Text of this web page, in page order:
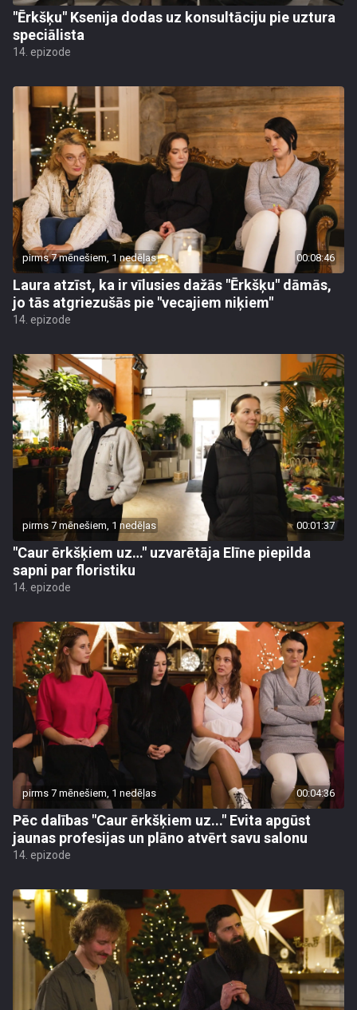
"Ērkšķu" Ksenija dodas uz konsultāciju pie uztura
speciālista
14. epizode
pirms 7 mēnešiem, 1 nedēļas 00:08:46
Laura atzīst, ka ir vīlusies dažās "Ērkšķu" dāmās,
jo tās atgriezušās pie "vecajiem niķiem"
14. epizode
pirms 7 mēnešiem, 1 nedēļas 00:01:37
"Caur ērkšķiem uz…" uzvarētāja Elīne piepilda
sapni par floristiku
14. epizode
pirms 7 mēnešiem, 1 nedēļas 00:04:36
Pēc dalības "Caur ērkšķiem uz..." Evita apgūst
jaunas profesijas un plāno atvērt savu salonu
14. epizode